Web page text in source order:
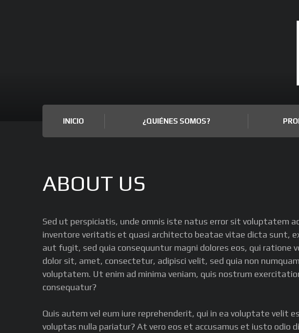
INICIO ¿QUIÉNES SOMOS?
ABOUT US
Sed ut perspiciatis, unde omnis iste natus error sit voluptatem
inventore veritatis et quasi architecto beatae vitae dicta sunt,
aut fugit, sed quia consequuntur magni dolores eos, qui ratione
dolor sit, amet, consectetur, adipisci velit, sed quia non
voluptatem. Ut enim ad minima veniam, quis nostrum
consequatur?
Quis autem vel eum iure reprehenderit, qui in ea voluptate velit
voluptas nulla pariatur? At vero eos et accusamus et iusto